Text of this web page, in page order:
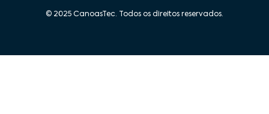
© 2025 CanoasTec. Todos os direitos reservados.